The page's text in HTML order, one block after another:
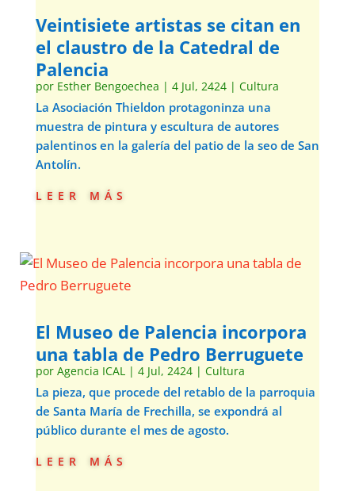
Veintisiete artistas se citan en
el claustro de la Catedral de
Palencia
por Esther Bengoechea | 4 Jul, 2424| Cultura
La Asociación Thieldon protagoninza una
muestra de pintura y escultura de autores
palentinos en la galería del patio de la seo de San
Antolín.
leer más
El Museo de Palencia incorpora
una tabla de Pedro Berruguete
por Agencia ICAL| 4 Jul, 2424| Cultura
La pieza, que procede del retablo de la parroquia
de Santa María de Frechilla, se expondrá al
público durante el mes de agosto.
leer más